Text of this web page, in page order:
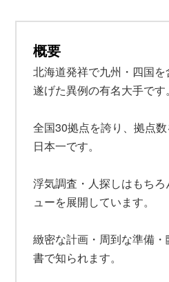
概要
北海道発祥で九州・四国
遂げた異例の有名大手です。
全国30拠点を誇り、拠点数
日本一です。
浮気調査・人探しはもち
ューを展開しています。
緻密な計画・周到な準備
書で知られます。